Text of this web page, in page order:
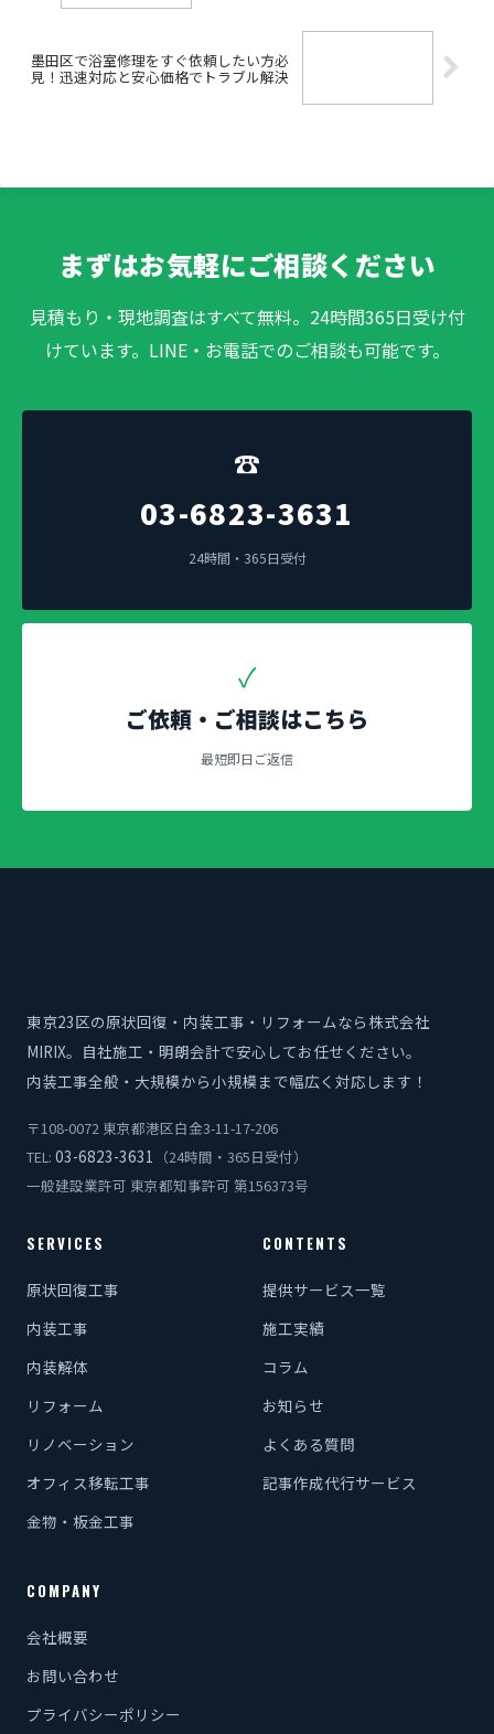
墨田区で浴室修理をすぐ依頼したい方必
見！迅速対応と安心価格でトラブル解決
まずはお気軽にご相談ください
見積もり・現地調査はすべて無料。24時間365日受け付
けています。LINE・お電話でのご相談も可能です。
☎
03-6823-3631
24時間・365日受付
✓
ご依頼・ご相談はこちら
最短即日ご返信
東京23区の原状回復・内装工事・リフォームなら株式会社
MIRIX。自社施工・明朗会計で安心してお任せください。
内装工事全般・大規模から小規模まで幅広く対応します！
〒108-0072 東京都港区白金3-11-17-206
TEL: 03-6823-3631 （24時間・365日受付）
一般建設業許可 東京都知事許可 第156373号
SERVICES
原状回復工事
内装工事
内装解体
リフォーム
リノベーション
オフィス移転工事
金物・板金工事
CONTENTS
提供サービス一覧
施工実績
コラム
お知らせ
よくある質問
記事作成代行サービス
COMPANY
会社概要
お問い合わせ
プライバシーポリシー